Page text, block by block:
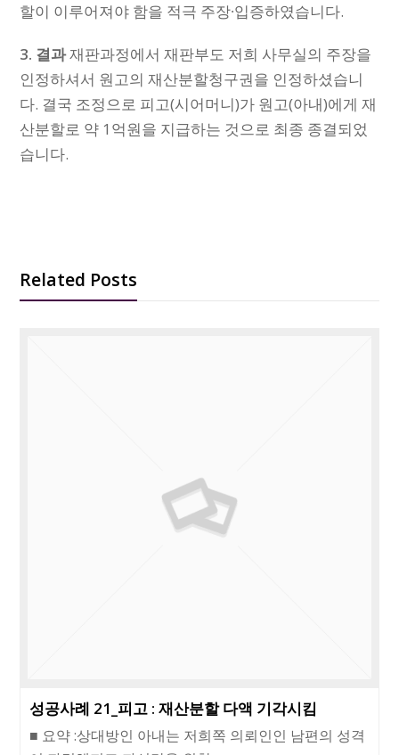
할이 이루어져야 함을 적극 주장∙입증하였습니다.
3. 결과재판과정에서 재판부도 저희 사무실의 주장을
인정하셔서 원고의 재산분할청구권을 인정하셨습니
다. 결국 조정으로 피고(시어머니)가 원고(아내)에게 재
산분할로 약 1억원을 지급하는 것으로 최종 종결되었
습니다.
Related Posts
성공사례 21_피고 : 재산분할 다액 기각시킴
■ 요약 :상대방인 아내는 저희쪽 의뢰인인 남편의 성격